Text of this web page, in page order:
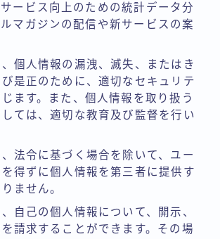
ービス向上のための統計データ分
マガジンの配信や新サービスの案
個人情報の漏洩、滅失、またはき
是正のために、適切なセキュリテ
ます。また、個人情報を取り扱う
ては、適切な教育及び監督を行い
法令に基づく場合を除いて、ユー
得ずに個人情報を第三者に提供す
ません。
自己の個人情報について、開示、
請求することができます。その場